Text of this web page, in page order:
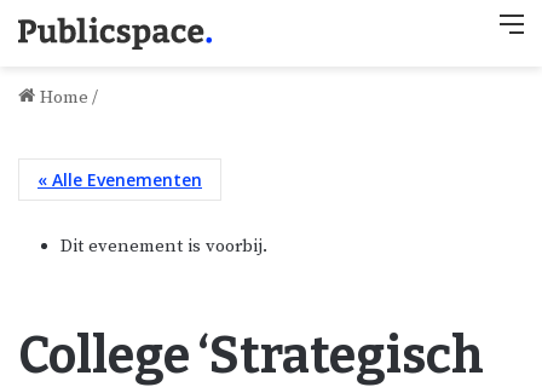
Home /
« Alle Evenementen
Dit evenement is voorbij.
College ‘Strategisch